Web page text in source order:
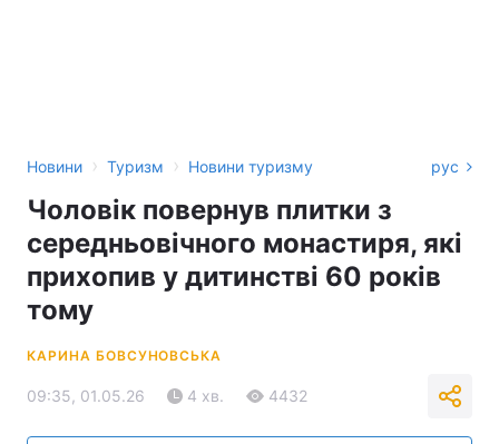
Новини › Туризм › Новини туризму рус
Чоловік повернув плитки з
середньовічного монастиря, які
прихопив у дитинстві 60 років
тому
КАРИНА БОВСУНОВСЬКА
09:35, 01.05.26 4 хв. 4432